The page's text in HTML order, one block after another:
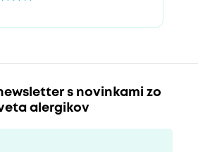
s novinkami zo
alergikov